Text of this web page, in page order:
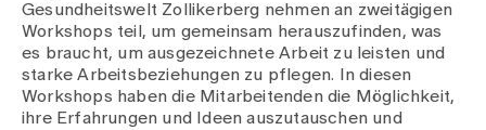
Gesundheitswelt Zollikerberg nehmen an zweitägigen
Workshops teil, um gemeinsam herauszufinden, was
es braucht, um ausgezeichnete Arbeit zu leisten und
starke Arbeitsbeziehungen zu pflegen. In diesen
Workshops haben die Mitarbeitenden die Möglichkeit,
ihre Erfahrungen und Ideen auszutauschen und